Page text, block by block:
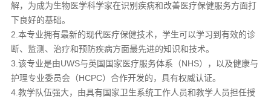
解，为成为生物医学科学家在识别疾病和改善医疗保健服务方面打
下良好的基础。
2.本专业拥有最新的现代医疗保健技术，学生可以学习到有效的诊
断、监测、治疗和预防疾病方面最先进的知识和技术。
3.该专业是由UWS与英国国家医疗服务体系（NHS），以及健康与
护理专业委员会（HCPC）合作开发的，具有权威认证。
4.教学队伍强大，由具有国家卫生系统工作人员和教学人员担任授